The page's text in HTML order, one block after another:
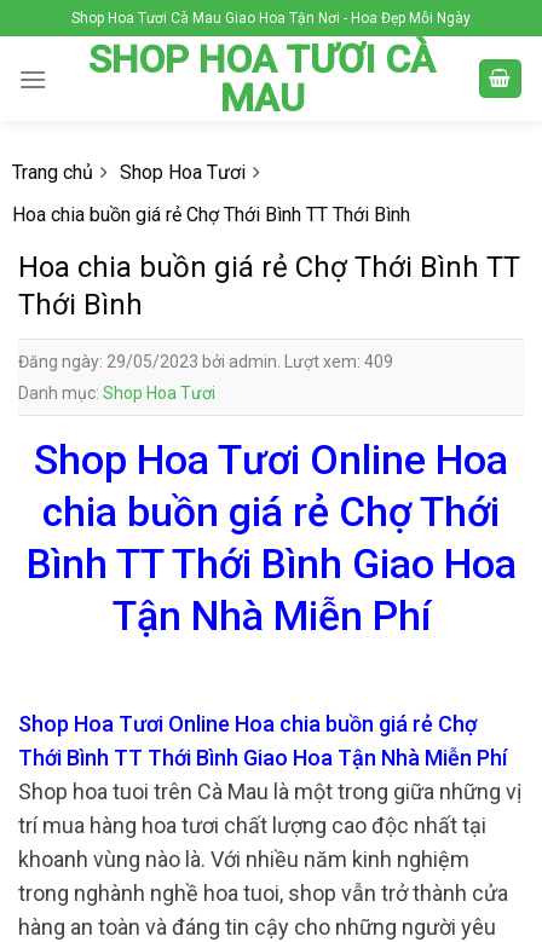
to
content
Shop Hoa Tươi Cà Mau Giao Hoa Tận Nơi - Hoa Đẹp Mỗi Ngày
SHOP HOA TƯƠI CÀ
MAU
Trang chủ
Shop Hoa Tươi
Hoa chia buồn giá rẻ Chợ Thới Bình TT Thới Bình
Hoa chia buồn giá rẻ Chợ Thới Bình TT
Thới Bình
Đăng ngày: 29/05/2023 bởi admin. Lượt xem: 409
Danh mục: Shop Hoa Tươi
Shop Hoa Tươi Online Hoa
chia buồn giá rẻ Chợ Thới
Bình TT Thới Bình Giao Hoa
Tận Nhà Miễn Phí
Shop Hoa Tươi Online Hoa chia buồn giá rẻ Chợ
Thới Bình TT Thới Bình Giao Hoa Tận Nhà Miễn Phí
Shop hoa tuoi trên Cà Mau là một trong giữa những vị
trí mua hàng hoa tươi chất lượng cao độc nhất tại
khoanh vùng nào là. Với nhiều năm kinh nghiệm
trong nghành nghề hoa tuoi, shop vẫn trở thành cửa
hàng an toàn và đáng tin cậy cho những người yêu